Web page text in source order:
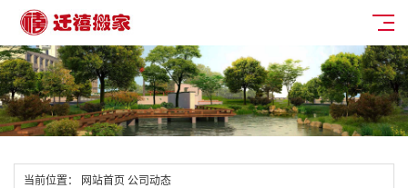
当前位置： 网站首页公司动态